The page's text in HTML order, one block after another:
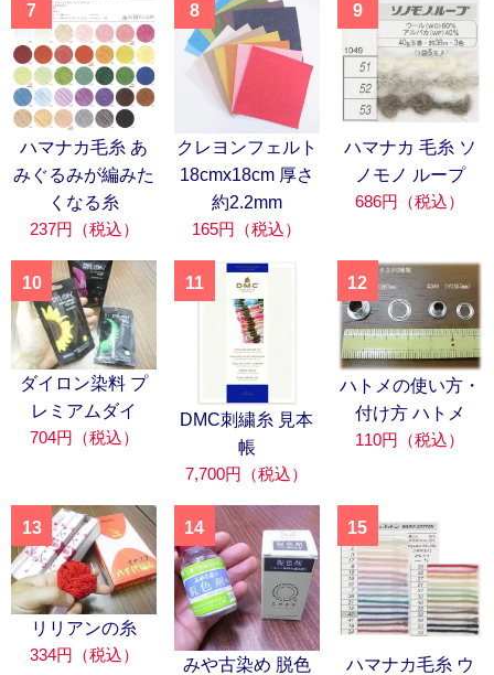
7
ハマナカ毛糸 あ
みぐるみが編みた
くなる糸
237円（税込）
8
クレヨンフェルト
18cmx18cm 厚さ
約2.2mm
165円（税込）
9
ハマナカ 毛糸 ソ
ノモノ ループ
686円（税込）
10
ダイロン染料 プ
レミアムダイ
704円（税込）
11
DMC刺繍糸 見本
帳
7,700円（税込）
12
ハトメの使い方・
付け方 ハトメ
110円（税込）
13
リリアンの糸
334円（税込）
14
みや古染め 脱色
15
ハマナカ毛糸 ウ